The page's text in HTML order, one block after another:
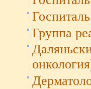
Группа